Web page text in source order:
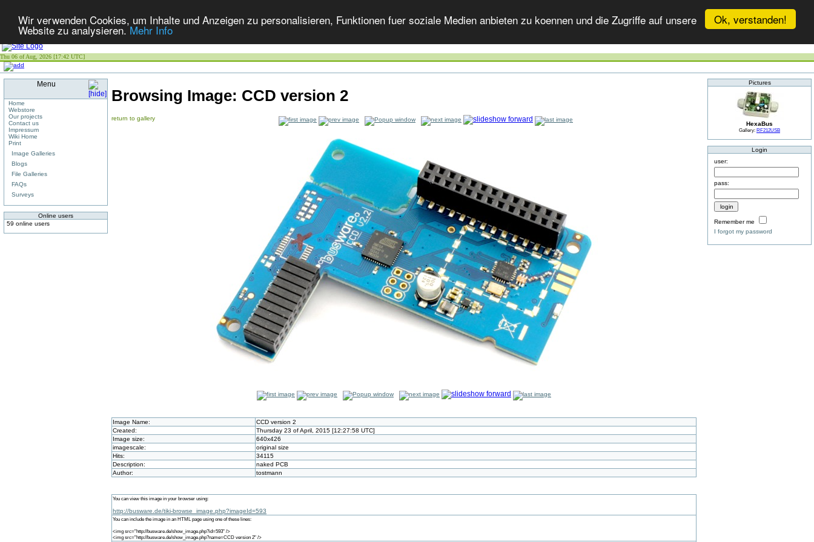
Ok, verstanden!
Wir verwenden Cookies, um Inhalte und Anzeigen zu personalisieren, Funktionen fuer soziale Medien anbieten zu koennen und die Zugriffe auf unsere
Website zu analysieren.Mehr Info
Thu 06 of Aug, 2026 [17:42 UTC]
Menu
Home
Webstore
Our projects
Contact us
Impressum
Wiki Home
Print
Image Galleries
Blogs
File Galleries
FAQs
Surveys
Online users
59 online users
Browsing Image: CCD version 2
return to gallery
Image Name:
CCD version 2
Created:
Thursday 23 of April, 2015 [12:27:58 UTC]
Image size:
640x426
imagescale:
original size
Hits:
34115
Description:
naked PCB
Author:
tostmann
You can view this image in your browser using:
http://busware.de/tiki-browse_image.php?imageId=593
You can include the image in an HTML page using one of these lines:
<img src="http://busware.de/show_image.php?id=593" />
<img src="http://busware.de/show_image.php?name=CCD version 2" />
Pictures
HexaBus
Gallery: RF212USB
Login
user:
pass:
Remember me
I forgot my password